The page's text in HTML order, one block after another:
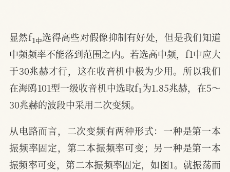
显然f 中
1中 选得高些对假像抑制有好处，但是我们知道
中频频率不能落到范围之内。若选高中频，f1中应大
于30兆赫才行，这在收音机中极为少用。所以我们
在海鸥101型一级收音机中选取f1为1.85兆赫，在5～
30兆赫的波段中采用二次变频。
从电路而言，二次变频有两种形式：一种是第一本
振频率固定，第二本振频率可变；另一种是第一本
振频率可变，第二本振频率固定，如图1。就振荡而